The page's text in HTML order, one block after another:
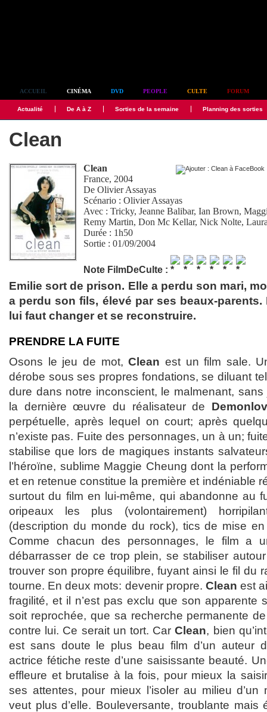
ACCUEIL CINÉMA DVD PEOPLE CULTE FORUM
Actualité De A à Z Sorties de la semaine Planning des sorties
Clean
Clean
France, 2004
DeOlivier Assayas
Scénario :Olivier Assayas
Avec :Tricky,Jeanne Balibar,Ian Brown,
Remy Martin,Don Mc Kellar,Nick Nolte,
Durée : 1h50
Sortie : 01/09/2004
Note FilmDeCulte :
Emilie sort de prison. Elle a perdu son mari,
a perdu son fils, élevé par ses beaux-parents.
lui faut changer et se reconstruire.
PRENDRE LA FUITE
Osons le jeu de mot,Clean est un film sale.
dérobe sous ses propres fondations, se diluant
dure dans notre inconscient, le malmenant,
la dernière œuvre du réalisateur de
perpétuelle, après lequel on court; après
n’existe pas. Fuite des personnages, un à un;
stabilise que lors de magiques instants
l’héroïne, sublime Maggie Cheung dont la
et en retenue constitue la première et indéniable
surtout du film en lui-même, qui abandonne au
oripeaux les plus (volontairement)
(description du monde du rock), tics de mise
Comme chacun des personnages, le film a
débarrasser de ce trop plein, se stabiliser
trouver son propre équilibre, fuyant ainsi le fil du
tourne. En deux mots: devenir propre. Clean est
fragilité, et il n’est pas exclu que son apparente
soit reprochée, que sa recherche permanente
contre lui. Ce serait un tort. CarClean, bien
est sans doute le plus beau film d’un auteur
actrice fétiche reste d’une saisissante beauté.
effleure et brutalise à la fois, pour mieux la
ses attentes, pour mieux l’isoler au milieu
veut plus d’elle. Bouleversante, troublante mais